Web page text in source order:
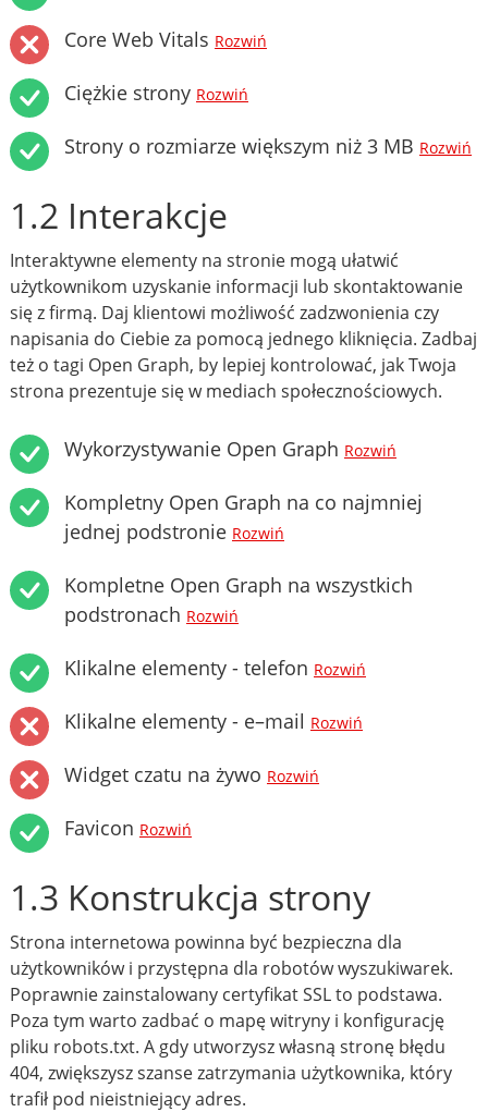
Core Web Vitals Rozwiń
Ciężkie strony Rozwiń
Strony o rozmiarze większym niż 3 MB Rozwiń
1.2 Interakcje
Interaktywne elementy na stronie mogą ułatwić
użytkownikom uzyskanie informacji lub skontaktowanie
się z firmą. Daj klientowi możliwość zadzwonienia czy
napisania do Ciebie za pomocą jednego kliknięcia. Zadbaj
też o tagi Open Graph, by lepiej kontrolować, jak Twoja
strona prezentuje się w mediach społecznościowych.
Wykorzystywanie Open Graph Rozwiń
Kompletny Open Graph na co najmniej
jednej podstronie Rozwiń
Kompletne Open Graph na wszystkich
podstronach Rozwiń
Klikalne elementy - telefon Rozwiń
Klikalne elementy - e–mail Rozwiń
Widget czatu na żywo Rozwiń
Favicon Rozwiń
1.3 Konstrukcja strony
Strona internetowa powinna być bezpieczna dla
użytkowników i przystępna dla robotów wyszukiwarek.
Poprawnie zainstalowany certyfikat SSL to podstawa.
Poza tym warto zadbać o mapę witryny i konfigurację
pliku robots.txt. A gdy utworzysz własną stronę błędu
404, zwiększysz szanse zatrzymania użytkownika, który
trafił pod nieistniejący adres.